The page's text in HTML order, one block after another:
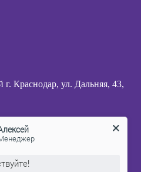
Краснодар, ул. Дальняя, 43,